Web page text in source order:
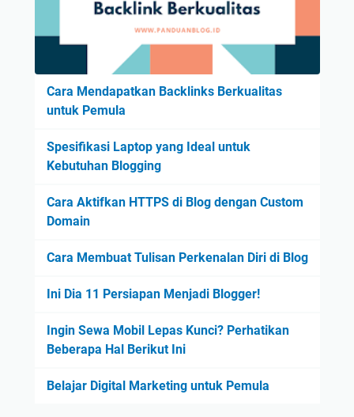
Cara Mendapatkan Backlinks Berkualitas
untuk Pemula
Spesifikasi Laptop yang Ideal untuk
Kebutuhan Blogging
Cara Aktifkan HTTPS di Blog dengan Custom
Domain
Cara Membuat Tulisan Perkenalan Diri di Blog
Ini Dia 11 Persiapan Menjadi Blogger!
Ingin Sewa Mobil Lepas Kunci? Perhatikan
Beberapa Hal Berikut Ini
Belajar Digital Marketing untuk Pemula